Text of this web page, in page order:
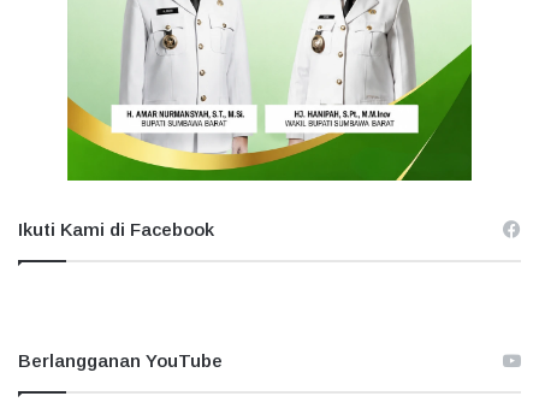
Ikuti Kami di Facebook
Berlangganan YouTube